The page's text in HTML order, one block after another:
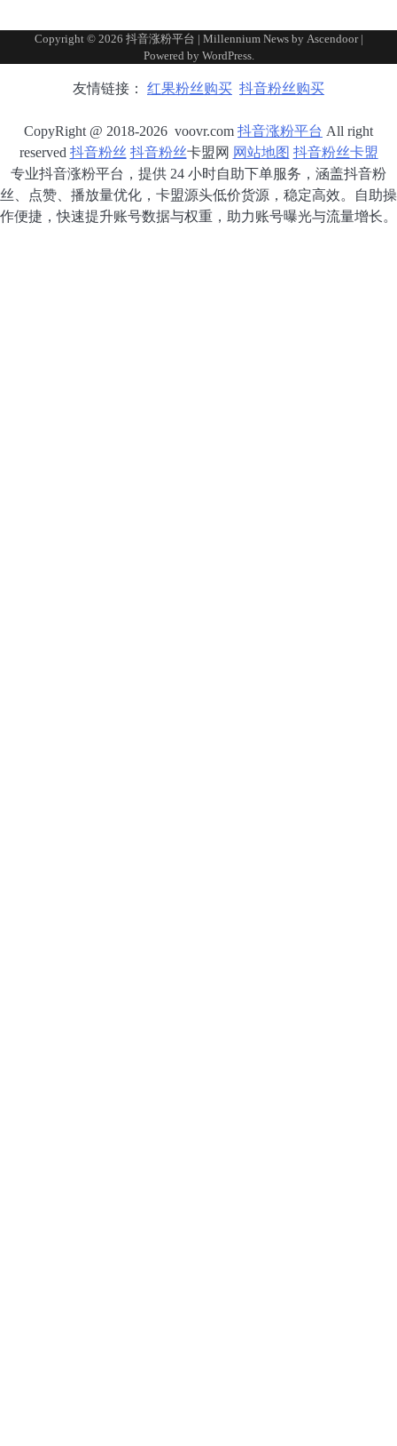
Copyright © 2026 抖音涨粉平台 | Millennium News by Ascendoor|
Powered by WordPress.
友情链接： 红果粉丝购买 抖音粉丝购买
CopyRight @ 2018-2026 voovr.com 抖音涨粉平台 All right
reserved 抖音粉丝 抖音粉丝卡盟网 网站地图 抖音粉丝卡盟
专业抖音涨粉平台，提供 24 小时自助下单服务，涵盖抖音粉
丝、点赞、播放量优化，卡盟源头低价货源，稳定高效。自助操
作便捷，快速提升账号数据与权重，助力账号曝光与流量增长。